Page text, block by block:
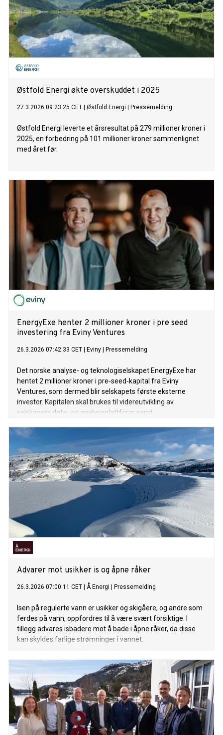
Østfold Energi økte overskuddet i 2025
27.3.2026 09:23:25 CET Østfold Energi Pressemelding
Østfold Energi leverte et årsresultat på 279 millioner kroner i
2025, en forbedring på 101 millioner kroner sammenlignet
med året før.
EnergyExe henter 2 millioner kroner i pre seed
investering fra Eviny Ventures
26.3.2026 07:42:33 CET Eviny Pressemelding
Det norske analyse- og teknologiselskapet EnergyExe har
hentet 2 millioner kroner i pre‑seed‑kapital fra Eviny
Ventures, som dermed blir selskapets første eksterne
investor. Kapitalen skal brukes til videreutvikling av
selskapets data- og analyseplattform samt
vindkraftindustrien.
Advarer mot usikker is og åpne råker
26.3.2026 07:00:11 CET Å Energi Pressemelding
Isen på regulerte vann er usikker og skigåere, og andre som
ferdes på vann, oppfordres til å være svært forsiktige. I
tillegg advares isbadere mot å bade i åpne råker, da disse
kan skyldes farlige strømninger i vannet.